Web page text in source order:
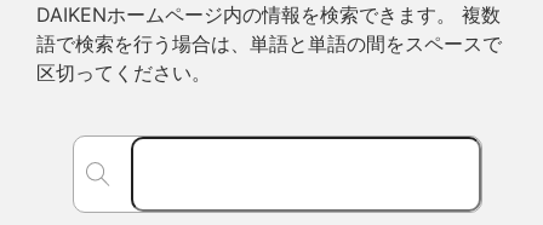
DAIKENホームページ内の情報を検索できます。 複数
語で検索を行う場合は、単語と単語の間をスペースで
区切ってください。